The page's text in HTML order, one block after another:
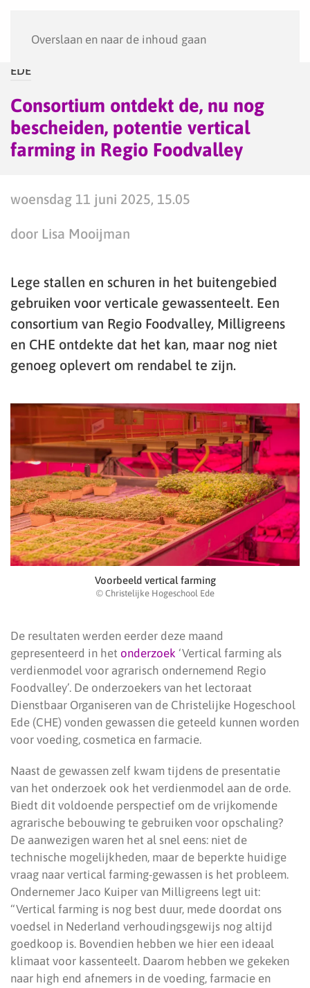
Overslaan en naar de inhoud gaan
EDE
Consortium ontdekt de, nu nog
bescheiden, potentie vertical
farming in Regio Foodvalley
woensdag 11 juni 2025, 15.05
door Lisa Mooijman
Lege stallen en schuren in het buitengebied
gebruiken voor verticale gewassenteelt. Een
consortium van Regio Foodvalley, Milligreens
en CHE ontdekte dat het kan, maar nog niet
genoeg oplevert om rendabel te zijn.
Voorbeeld vertical farming
© Christelijke Hogeschool Ede
De resultaten werden eerder deze maand
gepresenteerd in het onderzoek ‘Vertical farming als
verdienmodel voor agrarisch ondernemend Regio
Foodvalley’. De onderzoekers van het lectoraat
Dienstbaar Organiseren van de Christelijke Hogeschool
Ede (CHE) vonden gewassen die geteeld kunnen worden
voor voeding, cosmetica en farmacie.
Naast de gewassen zelf kwam tijdens de presentatie
van het onderzoek ook het verdienmodel aan de orde.
Biedt dit voldoende perspectief om de vrijkomende
agrarische bebouwing te gebruiken voor opschaling?
De aanwezigen waren het al snel eens: niet de
technische mogelijkheden, maar de beperkte huidige
vraag naar vertical farming-gewassen is het probleem.
Ondernemer Jaco Kuiper van Milligreens legt uit:
“Vertical farming is nog best duur, mede doordat ons
voedsel in Nederland verhoudingsgewijs nog altijd
goedkoop is. Bovendien hebben we hier een ideaal
klimaat voor kassenteelt. Daarom hebben we gekeken
naar high end afnemers in de voeding, farmacie en